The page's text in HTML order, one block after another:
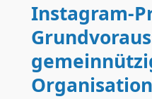
Instagram-